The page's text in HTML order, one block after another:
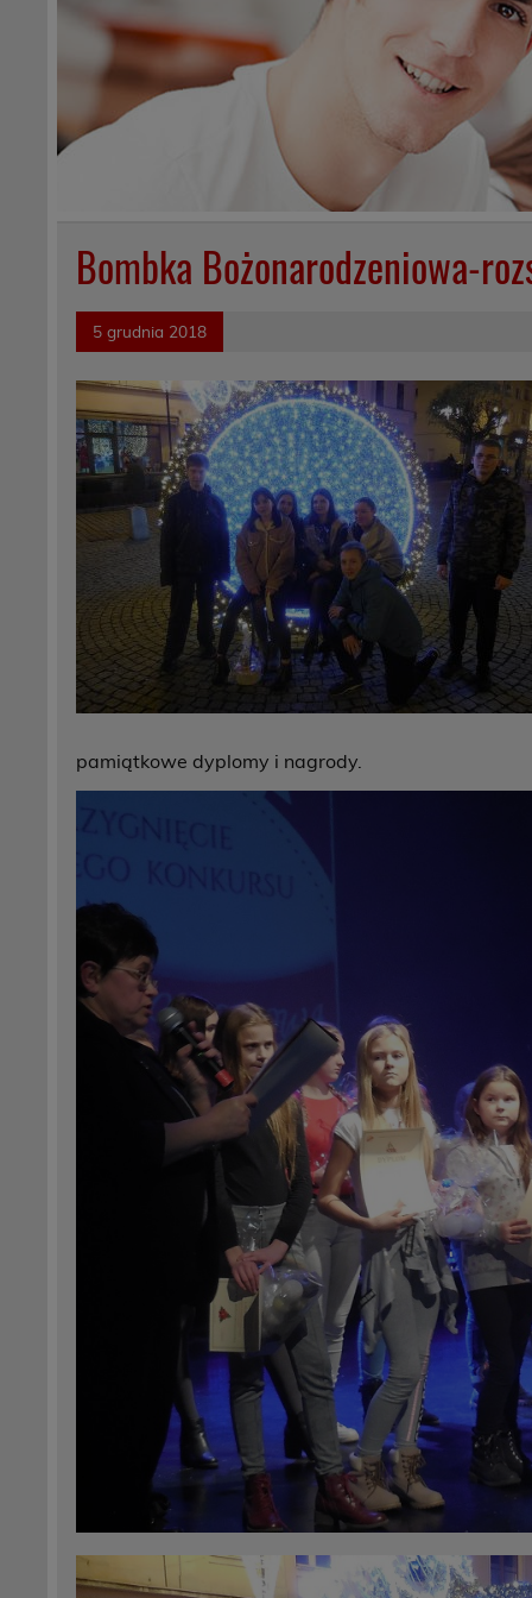
Bombka Bożonarodzeniowa-
5 grudnia 2018
pamiątkowe dyplomy i nagrody.